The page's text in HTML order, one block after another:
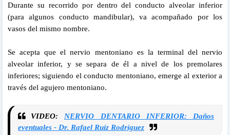
Durante su recorrido por dentro del conducto alveolar inferior
(para algunos conducto mandibular), va acompañado por los
vasos del mismo nombre.
Se acepta que el nervio mentoniano es la terminal del nervio
alveolar inferior, y se separa de él a nivel de los premolares
inferiores; siguiendo el conducto mentoniano, emerge al exterior a
través del agujero mentoniano.
VIDEO: NERVIO DENTARIO INFERIOR: Daños
eventuales - Dr. Rafael Ruíz Rodríguez